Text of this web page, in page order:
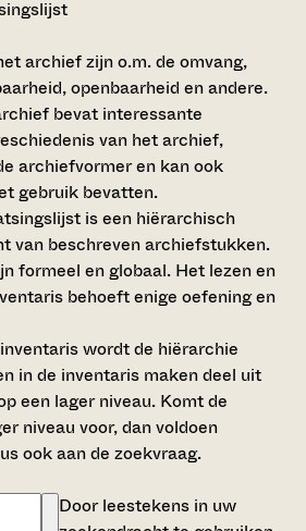
archief zijn o.m. de omvang,
openbaarheid en andere.
bevat interessante
van het archief,
archiefvormer en kan ook
gebruik bevatten.
is een hiërarchisch
van beschreven archiefstukken.
formeel en globaal. Het lezen en
behoeft enige oefening en
wordt de hiërarchie
in de inventaris maken deel uit
een lager niveau. Komt de
niveau voor, dan voldoen
ook aan de zoekvraag.
Door leestekens in uw